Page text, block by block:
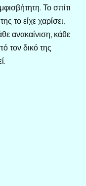
Το σπίτι
το είχε χαρίσει,
ανακαίνιση, κάθε
τον δικό της